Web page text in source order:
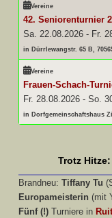
Vereine
42. Seniorenturnier
Sa. 22.08.2026 - Fr.
in Dürrlewangstr. 65 B,
Vereine
Frauen-Schach-
Fr. 28.08.2026 - So.
in Dorfgemeinschaftshaus
Trotz
Brandneu: Tiffany Tu
Europameisterin (mit
Fünf (!) Turniere in Ruit